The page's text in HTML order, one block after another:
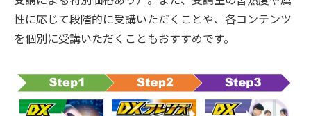
性に応じて段階的に受講いただくことや、各コンテンツ
を個別に受講いただくこともおすすめです。